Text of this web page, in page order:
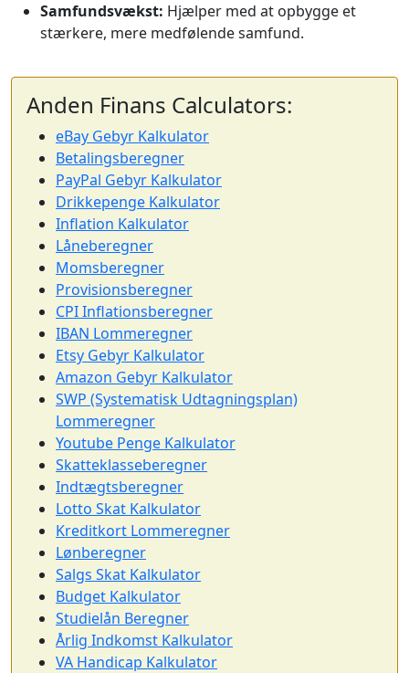
Samfundsvækst: Hjælper med at opbygge et
stærkere, mere medfølende samfund.
Anden Finans Calculators:
eBay Gebyr Kalkulator
Betalingsberegner
PayPal Gebyr Kalkulator
Drikkepenge Kalkulator
Inflation Kalkulator
Låneberegner
Momsberegner
Provisionsberegner
CPI Inflationsberegner
IBAN Lommeregner
Etsy Gebyr Kalkulator
Amazon Gebyr Kalkulator
SWP (Systematisk Udtagningsplan)
Lommeregner
Youtube Penge Kalkulator
Skatteklasseberegner
Indtægtsberegner
Lotto Skat Kalkulator
Kreditkort Lommeregner
Lønberegner
Salgs Skat Kalkulator
Budget Kalkulator
Studielån Beregner
Årlig Indkomst Kalkulator
VA Handicap Kalkulator